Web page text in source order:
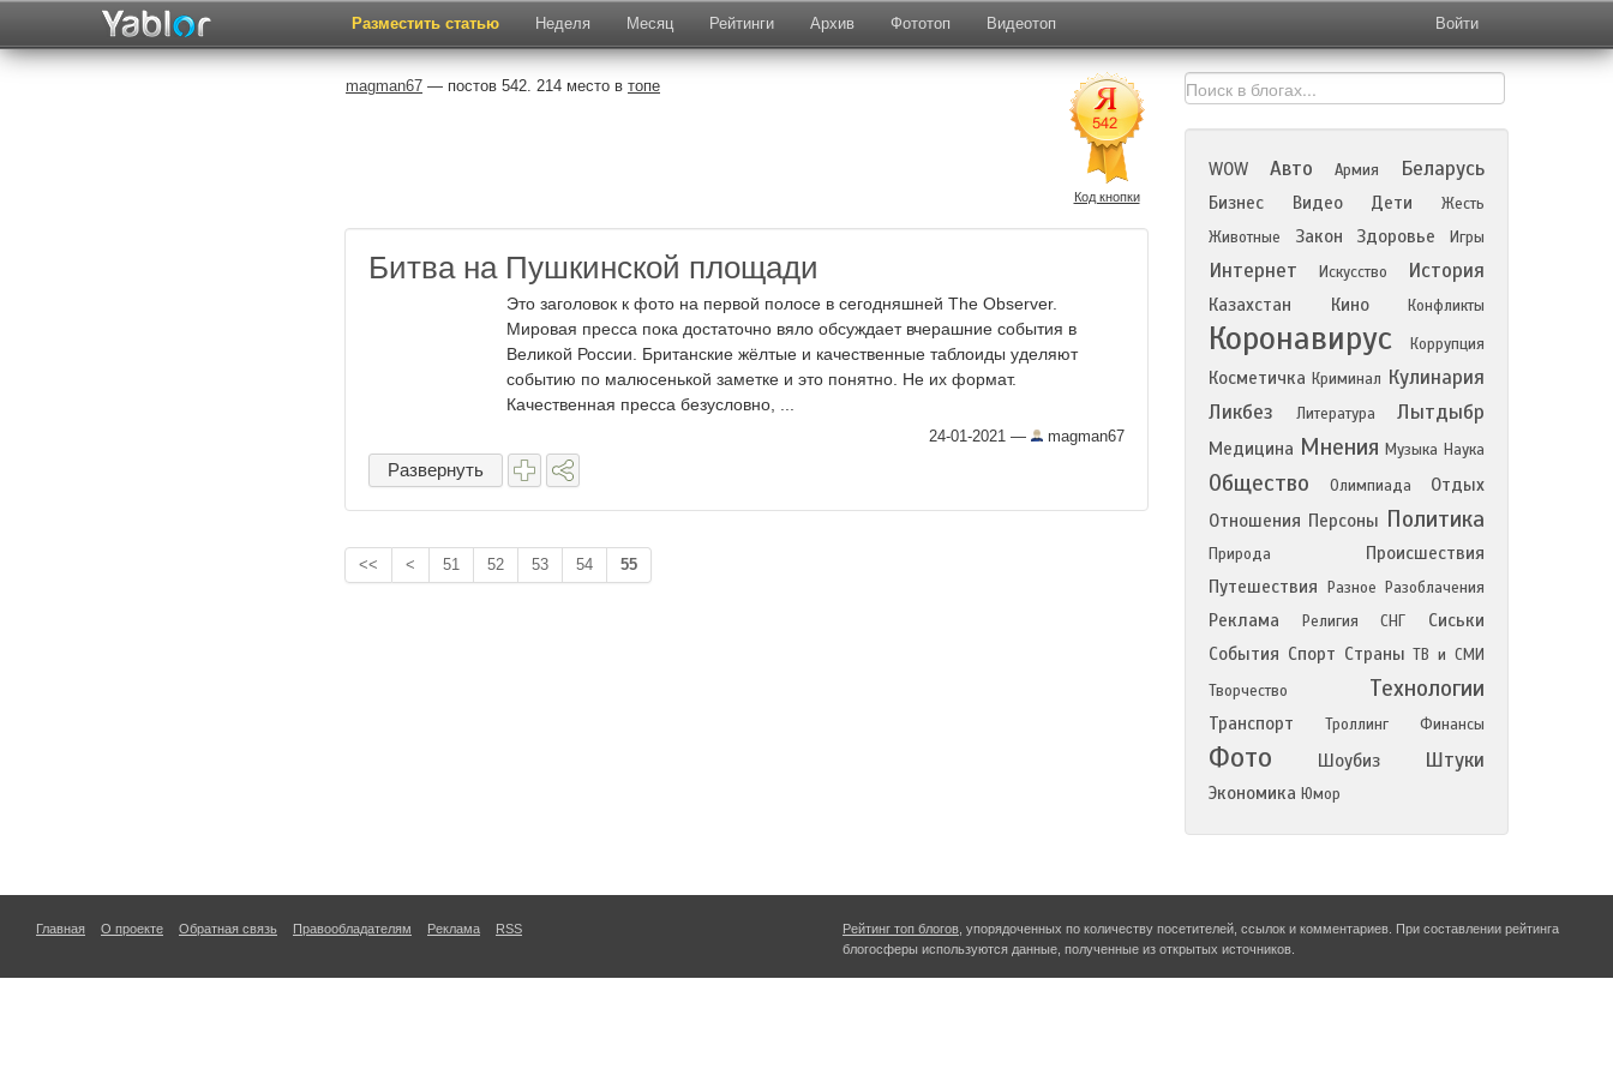
Разместить статью Неделя Месяц Рейтинги Архив Фототоп Видеотоп Войти
magman67 — постов 542. 214 место в топе
Код кнопки
Битва на Пушкинской площади
Это заголовок к фото на первой полосе в сегодняшней The Observer.
Мировая пресса пока достаточно вяло обсуждает вчерашние события в
Великой России. Британские жёлтые и качественные таблоиды уделяют
событию по малюсенькой заметке и это понятно. Не их формат.
Качественная пресса безусловно, ...
24-01-2021 — magman67
Развернуть
<< < 51 52 53 54 55
WOW Авто Армия Беларусь
Бизнес Видео Дети
Жесть
Животные
Закон Здоровье Игры
Интернет Искусство История
Казахстан Кино Конфликты
Коронавирус Коррупция
Косметичка Криминал Кулинария
Ликбез
Литература Лытдыбр
Медицина Мнения Музыка Наука
Общество Олимпиада
Отдых
Отношения Персоны Политика
Природа
Происшествия
Путешествия
Разное Разоблачения
Реклама Религия СНГ
Сиськи
События Спорт Страны ТВ и СМИ
Творчество
Технологии
Транспорт Троллинг Финансы
Фото Шоубиз Штуки
Экономика Юмор
Главная О проекте Обратная связь Правообладателям Реклама RSS Рейтинг топ блогов , упорядоченных по количеству посетителей, ссылок и комментариев. При составлении рейтинга
блогосферы используются данные, полученные из открытых источников.